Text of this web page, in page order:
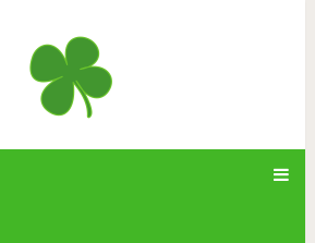
талия в кратчайшие